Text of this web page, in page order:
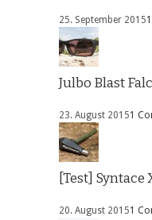
25. September 2015
Julbo Blast
23. August 20151
[Test] Syntace
20. August 20151